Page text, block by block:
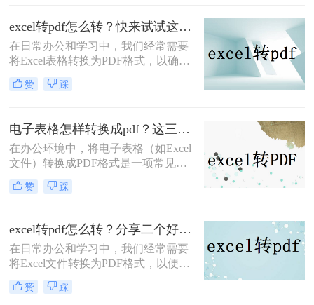
excel转pdf怎么转？快来试试这3种方法！
在日常办公和学习中，我们经常需要
将Excel表格转换为PDF格式，以确保
数据的稳定性和可读性。那么excel转
pdf怎么转呢？本文将介绍三种将
赞 踩
电子表格怎样转换成pdf？这三种方法尝试一下！
在办公环境中，将电子表格（如Excel
文件）转换成PDF格式是一项常见的
任务。PDF格式具有跨平台、跨设备
查看不变动格式的优势，非常适合用
怎样转换成pdf呢？本文将介绍三种将
电子表格转换成PDF的方法。
赞 踩
excel转pdf怎么转？分享二个好用的转换方法！
在日常办公和学习中，我们经常需要
将Excel文件转换为PDF格式，以便更
好地保存、分享和打印。那么excel转
pdf怎么转呢？本文将介绍两种将
赞 踩